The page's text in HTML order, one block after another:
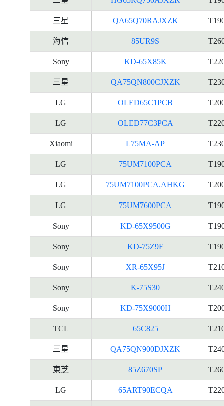
三星 QA65Q70RAJXZK
海信 85UR9S
Sony KD-65X85K
三星 QA75QN800CJXZK
LG OLED65C1PCB
LG OLED77C3PCA
Xiaomi L75MA-AP
LG 75UM7100PCA
LG 75UM7100PCA.AHKG
LG 75UM7600PCA
Sony KD-65X9500G
Sony KD-75Z9F
Sony XR-65X95J
Sony K-75S30
Sony KD-75X9000H
TCL 65C825
三星 QA75QN900DJXZK
東芝 85Z670SP
LG 65ART90ECQA